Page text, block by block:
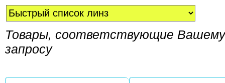
Товары, соответствующие Вашему
запросу